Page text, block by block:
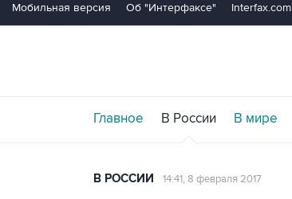
Мобильная версия Об "Интерфаксе" Interfax.com
Главное В России В мире
В РОССИИ 14:41, 8 февраля 2017